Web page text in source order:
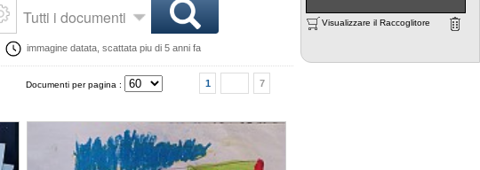
Tutti i documenti
1 7
Documenti per pagina :
immagine datata, scattata piu di 5 anni fa
Visualizzare il Raccoglitore